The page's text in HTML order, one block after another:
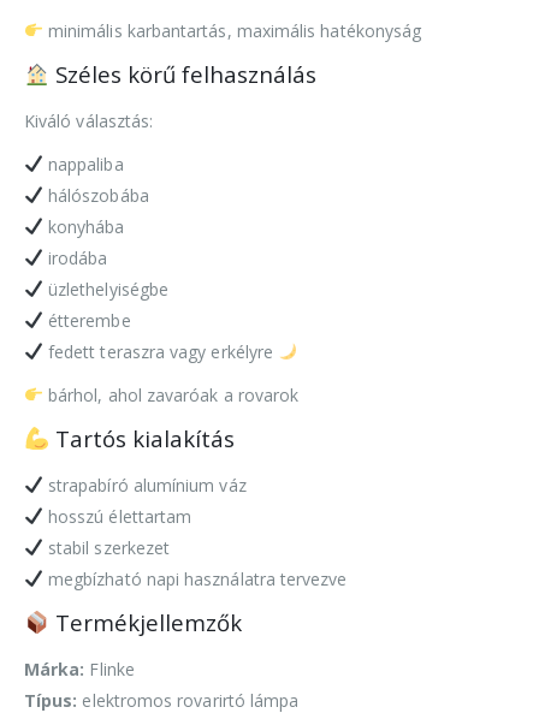
minimális karbantartás, maximális hatékonyság
Széles körű felhasználás
Kiváló választás:
nappaliba
hálószobába
konyhába
irodába
üzlethelyiségbe
étterembe
fedett teraszra vagy erkélyre
bárhol, ahol zavaróak a rovarok
Tartós kialakítás
strapabíró alumínium váz
hosszú élettartam
stabil szerkezet
megbízható napi használatra tervezve
Termékjellemzők
Márka: Flinke
Típus: elektromos rovarirtó lámpa